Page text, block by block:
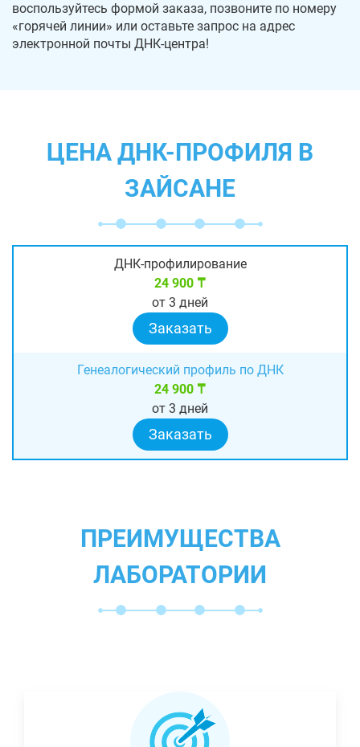
воспользуйтесь формой заказа, позвоните по номеру
«горячей линии» или оставьте запрос на адрес
электронной почты ДНК-центра!
ЦЕНА ДНК-ПРОФИЛЯ В
ЗАЙСАНЕ
ДНК-профилирование
24 900 ₸
от 3 дней
Заказать
Генеалогический профиль по ДНК
24 900 ₸
от 3 дней
Заказать
ПРЕИМУЩЕСТВА
ЛАБОРАТОРИИ